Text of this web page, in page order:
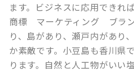
ます。ビジネスに応用できれ
商標 マーケティング ブラ
り、島があり、瀬戸内があり
か素敵です。小豆島も香川県
ります。自然と人工物がい